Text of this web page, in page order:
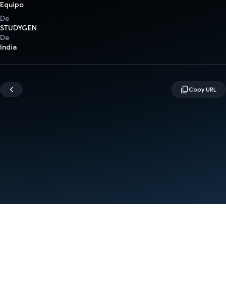
Equipo
De
STUDYGEN
De
India